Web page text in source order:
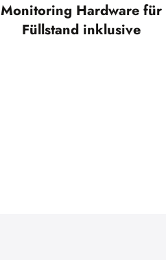
Monitoring Hardware für
Füllstand inklusive